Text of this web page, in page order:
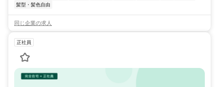
髪型・髪色自由
同じ企業の求人
正社員